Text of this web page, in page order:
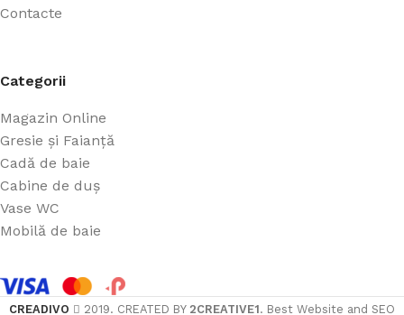
Contacte
Categorii
Magazin Online
Gresie și Faianță
Cadă de baie
Cabine de duș
Vase WC
Mobilă de baie
CREADIVO 2019. CREATED BY 2CREATIVE1. Best Website and SEO